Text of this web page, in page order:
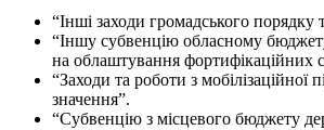
“Інші заходи громадського порядку
“Іншу субвенцію обласному
на облаштування фортифікаційних
“Заходи та роботи з мобілізаційної
значення”.
“Субвенцію з місцевого бюджету